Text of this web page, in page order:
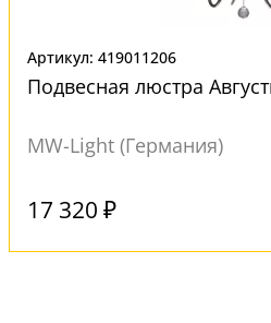
Артикул: 419011206
Подвесная люстра
MW-Light (Германия)
17 320 ₽